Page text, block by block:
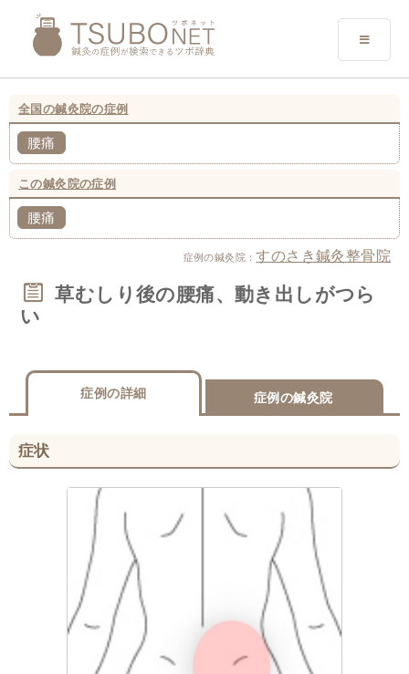
全国の鍼灸院の症例
腰痛
この鍼灸院の症例
腰痛
症例の鍼灸院：すのさき鍼灸整骨院
草むしり後の腰痛、動き出しがつら
い
症例の詳細 症例の鍼灸院
症状